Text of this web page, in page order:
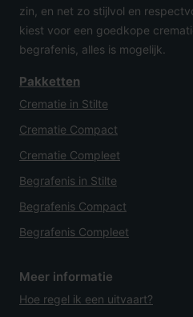
zin, en net zo stijlvol en
kiest voor een goedkope
begrafenis, alles is mogelijk.
Pakketten
Crematie in Stilte
Crematie Compact
Crematie Compleet
Begrafenis in Stilte
Begrafenis Compact
Begrafenis Compleet
Meer informatie
Hoe regel ik een uitvaart?